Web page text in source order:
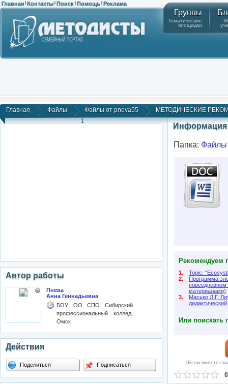
Главная | Контакты | Поиск | Помощь | Реклама
Группы
Тематические
площадки
Главная Файлы Файлы от pneva55 МЕТОДИЧЕСКИЕ
1
Автор работы
Пнева
Анна Геннадьевна
БОУ ОО СПО Сибирский
профессиональный коллед,
Омск
Действия
Поделиться Подписаться
Информация
Папка: Файлы
Рекомендуем
1.
Topic:
2.
Программа
повседневном
материалами)
3.
Масько Л.Г.
Или поискать
[Если вместо